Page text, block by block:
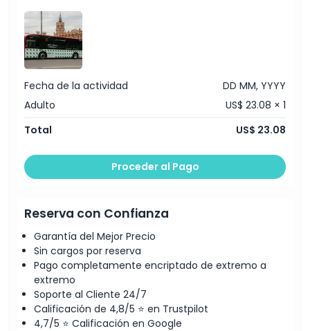
Barcelona (TMB), Ferrocarrils de la Generalitat (FGC)
red urbana, Funicular de Montjuïc, el TRAM, trenes
suburbanos Renfe en la zona 1, y metro y tren del
aeropuerto de Barcelona
Opciones de transporte incluidas entre el centro de
Metro: línea L9 - Terminal 1 y Terminal 2
Tren suburbano Renfe: línea R2 Nord - Terminal 2
Autobús: línea 46 - Terminal 1 y Terminal 2
Fecha de la actividad
DD MM, YYYY
Adulto
US$ 23.08 × 1
Total
US$ 23.08
Proceder al Pago
Reserva con Confianza
Garantía del Mejor Precio
Sin cargos por reserva
Pago completamente encriptado de extremo a
extremo
Soporte al Cliente 24/7
Calificación de 4,8/5 ⭐ en Trustpilot
4,7/5 ⭐ Calificación en Google